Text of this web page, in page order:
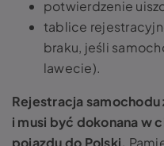
potwierdzenie
tablice
braku, jeśli
lawecie).
Rejestracja samochodu
i musi być dokonana w
pojazdu do Polski.